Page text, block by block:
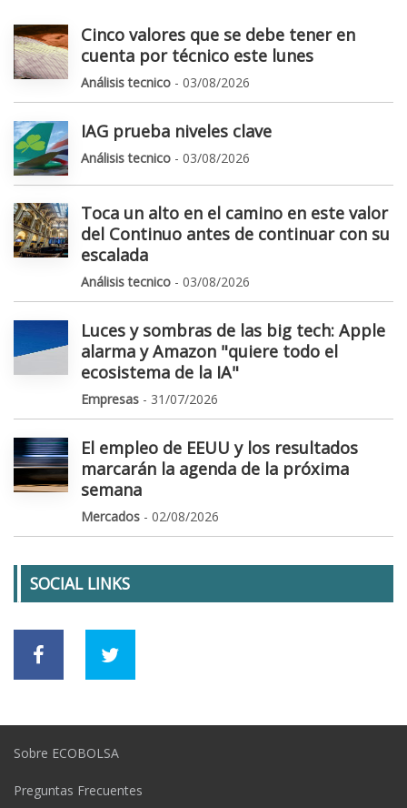
Cinco valores que se debe tener en
cuenta por técnico este lunes
Análisis tecnico - 03/08/2026
IAG prueba niveles clave
Análisis tecnico - 03/08/2026
Toca un alto en el camino en este valor
del Continuo antes de continuar con su
escalada
Análisis tecnico - 03/08/2026
Luces y sombras de las big tech: Apple
alarma y Amazon "quiere todo el
ecosistema de la IA"
Empresas - 31/07/2026
El empleo de EEUU y los resultados
marcarán la agenda de la próxima
semana
Mercados - 02/08/2026
SOCIAL LINKS
Sobre ECOBOLSA
Preguntas Frecuentes